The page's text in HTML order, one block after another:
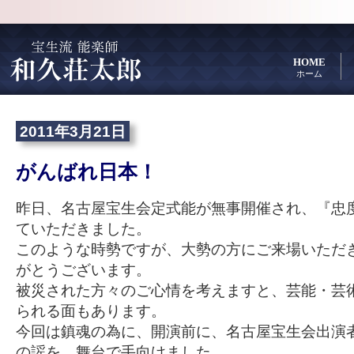
HOME
ホーム
2011年3月21日
がんばれ日本！
昨日、名古屋宝生会定式能が無事開催され、『忠
ていただきました。
このような時勢ですが、大勢の方にご来場いただ
がとうございます。
被災された方々のご心情を考えますと、芸能・芸
られる面もあります。
今回は鎮魂の為に、開演前に、名古屋宝生会出演